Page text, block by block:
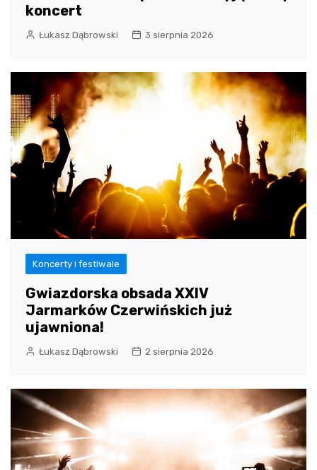
koncert
Łukasz Dąbrowski 3 sierpnia 2026
Koncerty i festiwale
Gwiazdorska obsada XXIV
Jarmarków Czerwińskich już
ujawniona!
Łukasz Dąbrowski 2 sierpnia 2026